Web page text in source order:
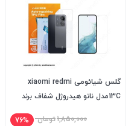
گلس شیائومی xiaomi redmi
13Cمدل نانو هیدروژل شفاف برند
1,850,000تومان 76%